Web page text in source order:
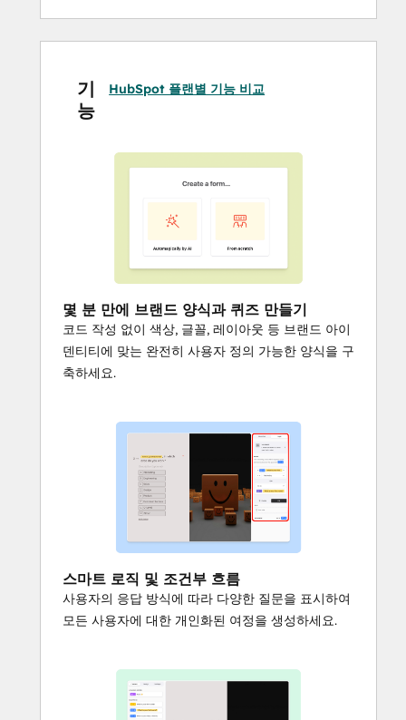
기
능
HubSpot 플랜별 기능 비교
몇 분 만에 브랜드 양식과 퀴즈 만들기
코드 작성 없이 색상, 글꼴, 레이아웃 등 브랜드 아이
덴티티에 맞는 완전히 사용자 정의 가능한 양식을 구
축하세요.
스마트 로직 및 조건부 흐름
사용자의 응답 방식에 따라 다양한 질문을 표시하여
모든 사용자에 대한 개인화된 여정을 생성하세요.